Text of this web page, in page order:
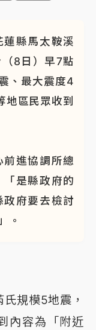
蓮縣馬太鞍溪
8日）早7點
、最大震度4
地區民眾收到
進協調所總
是縣政府的
府要去檢討
。
規模5地震，
內容為「附近